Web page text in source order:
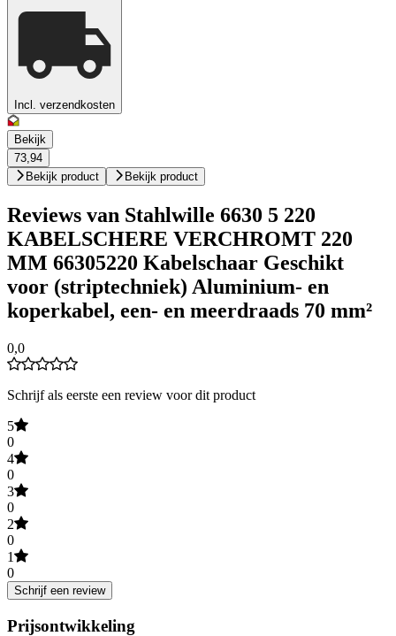
Incl. verzendkosten
Bekijk
73,94
Bekijk product
Bekijk product
Reviews van Stahlwille 6630 5 220
KABELSCHERE VERCHROMT 220
MM 66305220 Kabelschaar Geschikt
voor (striptechniek) Aluminium- en
koperkabel, een- en meerdraads 70 mm²
0,0
Schrijf als eerste een review voor dit product
5
0
4
0
3
0
2
0
1
0
Schrijf een review
Prijsontwikkeling